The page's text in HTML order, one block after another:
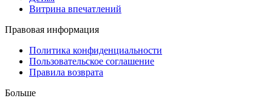
Витрина впечатлений
Правовая информация
Политика конфиденциальности
Пользовательское соглашение
Правила возврата
Больше